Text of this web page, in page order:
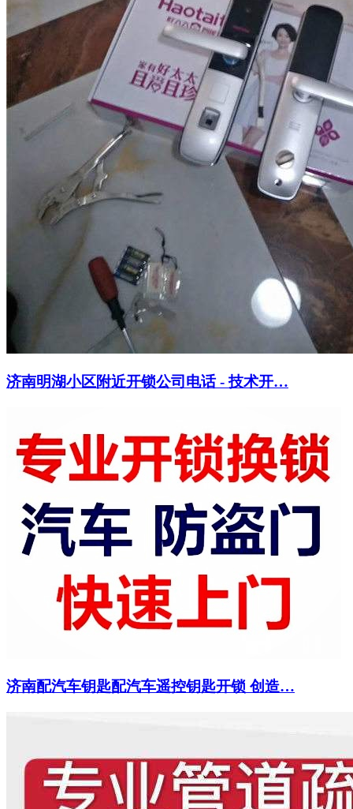
济南明湖小区附近开锁公司电话 - 技术开…
济南配汽车钥匙配汽车遥控钥匙开锁 创造…